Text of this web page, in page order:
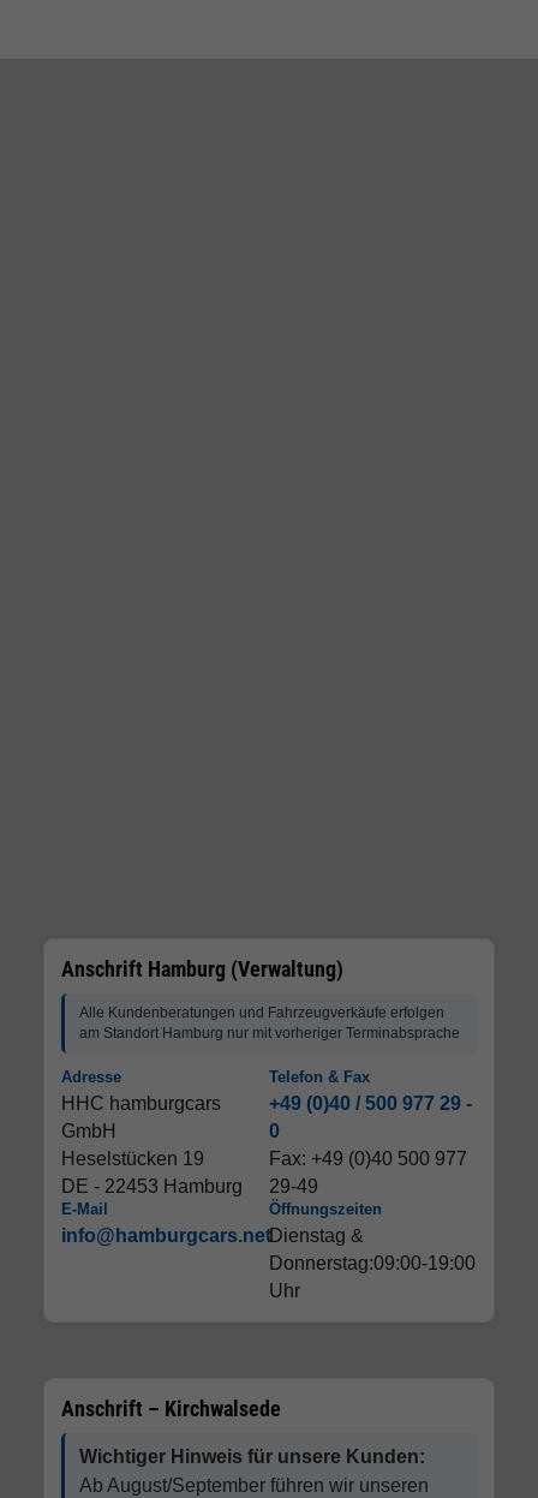
Anschrift Hamburg (Verwaltung)
Alle Kundenberatungen und Fahrzeugverkäufe erfolgen
am Standort Hamburg nur mit vorheriger Terminabsprache
Adresse
HHC hamburgcars
GmbH
Heselstücken 19
DE - 22453 Hamburg
Telefon & Fax
+49 (0)40 / 500 977 29 -
0
Fax: +49 (0)40 500 977
29-49
E-Mail
info@hamburgcars.net
Öffnungszeiten
Dienstag &
Donnerstag:09:00-19:00
Uhr
Anschrift – Kirchwalsede
Wichtiger Hinweis für unsere Kunden:
Ab August/September führen wir unseren